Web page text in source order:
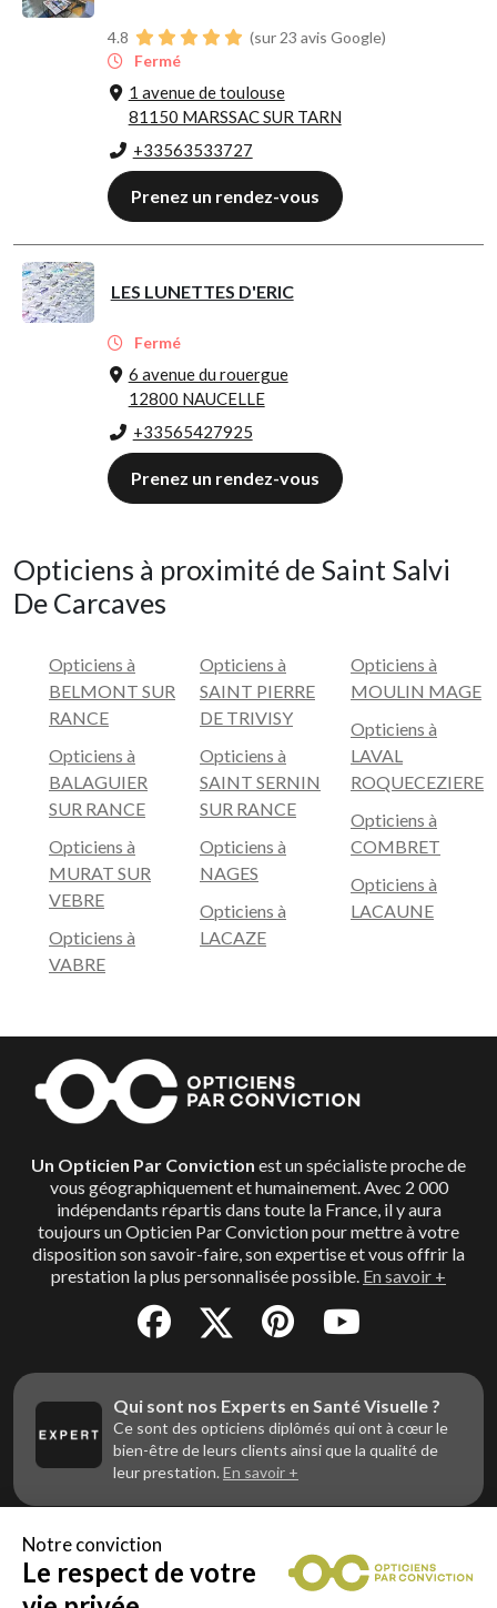
4.8
(sur 23 avis Google)
Fermé
1 avenue de toulouse
81150 MARSSAC SUR TARN
+33563533727
Prenez un rendez-vous
LES LUNETTES D'ERIC
Fermé
6 avenue du rouergue
12800 NAUCELLE
+33565427925
Prenez un rendez-vous
Opticiens à proximité de Saint Salvi
De Carcaves
Opticiens à
BELMONT SUR
RANCE
Opticiens à
BALAGUIER
SUR RANCE
Opticiens à
MURAT SUR
VEBRE
Opticiens à
VABRE
Opticiens à
SAINT PIERRE
DE TRIVISY
Opticiens à
SAINT SERNIN
SUR RANCE
Opticiens à
NAGES
Opticiens à
LACAZE
Opticiens à
MOULIN MAGE
Opticiens à
LAVAL
ROQUECEZIERE
Opticiens à
COMBRET
Opticiens à
LACAUNE
Un Opticien Par Conviction est un spécialiste proche de
vous géographiquement et humainement. Avec 2 000
indépendants répartis dans toute la France, il y aura
toujours un Opticien Par Conviction pour mettre à votre
disposition son savoir-faire, son expertise et vous offrir la
prestation la plus personnalisée possible. En savoir +
Qui sont nos Experts en Santé Visuelle ?
Ce sont des opticiens diplômés qui ont à cœur le
bien-être de leurs clients ainsi que la qualité de
leur prestation. En savoir +
Vous êtes un professionnel de la vue et
vous souhaitez nous rejoindre ?
Notre conviction
Le respect de votre